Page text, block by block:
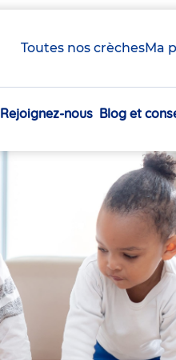
Toutes nos crèchesMa
Navigation
Rejoignez-nous Blog et